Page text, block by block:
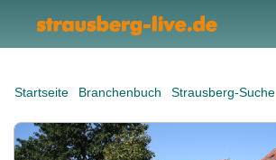
Startseite Branchenbuch Strausberg-Suche